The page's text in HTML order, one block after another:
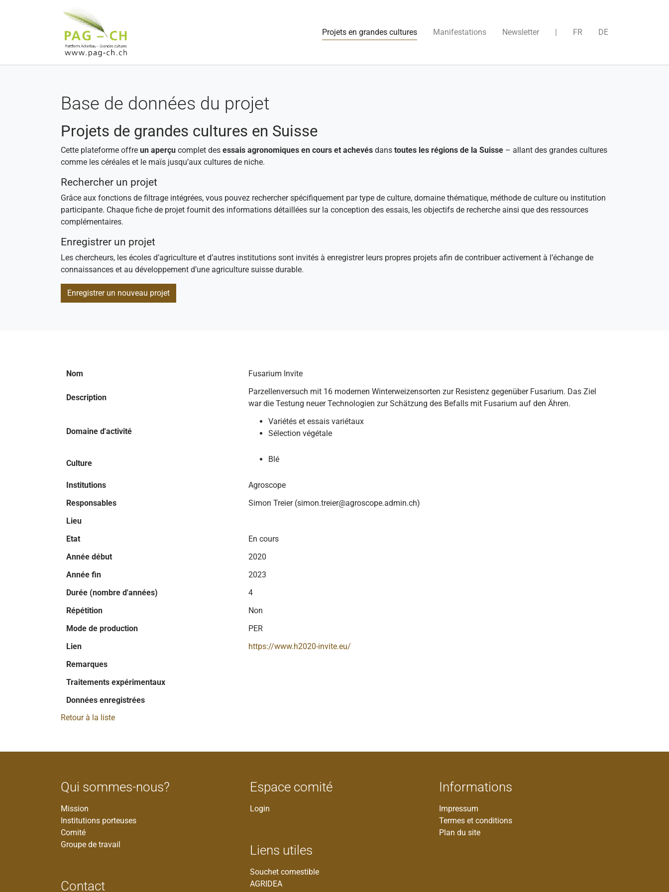
Projets en grandes cultures(current)Manifestations Newsletter | FR DE
Base de données du projet
Projets de grandes cultures en Suisse
Cette plateforme offre un aperçu complet des essais agronomiques en cours et achevés dans toutes les régions de la Suisse – allant des grandes cultures
comme les céréales et le maïs jusqu’aux cultures de niche.
Rechercher un projet
Grâce aux fonctions de filtrage intégrées, vous pouvez rechercher spécifiquement par type de culture, domaine thématique, méthode de culture ou institution
participante. Chaque fiche de projet fournit des informations détaillées sur la conception des essais, les objectifs de recherche ainsi que des ressources
complémentaires.
Enregistrer un projet
Les chercheurs, les écoles d’agriculture et d’autres institutions sont invités à enregistrer leurs propres projets afin de contribuer activement à l’échange de
connaissances et au développement d’une agriculture suisse durable.
Enregistrer un nouveau projet
Nom Fusarium Invite
Description
Parzellenversuch mit 16 modernen Winterweizensorten zur Resistenz gegenüber Fusarium. Das Ziel
war die Testung neuer Technologien zur Schätzung des Befalls mit Fusarium auf den Ähren.
Domaine d'activité
Variétés et essais variétaux
Sélection végétale
Culture Blé
Institutions
Agroscope
Responsables
Simon Treier (simon.treier@agroscope.admin.ch)
Lieu
Etat
En cours
Année début
2020
Année fin
2023
Durée (nombre d'années)
4
Répétition
Non
Mode de production
PER
Lien
https://www.h2020-invite.eu/
Remarques
Traitements expérimentaux
Données enregistrées
Retour à la liste
Qui sommes-nous?
Mission
Institutions porteuses
Comité
Groupe de travail
Contact
Espace comité
Login
Liens utiles
Souchet comestible
AGRIDEA
Informations
Impressum
Termes et conditions
Plan du site